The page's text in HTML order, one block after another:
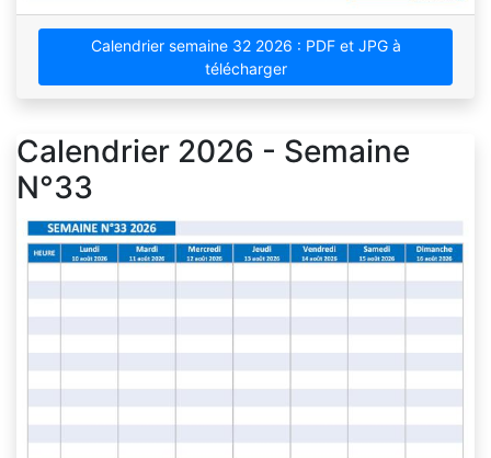
Calendrier semaine 32 2026 : PDF et JPG à
télécharger
Calendrier 2026 - Semaine
N°33